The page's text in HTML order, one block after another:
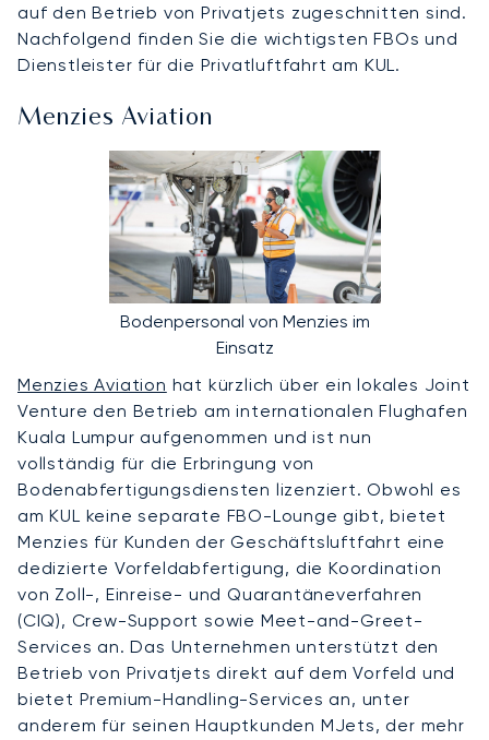
auf den Betrieb von Privatjets zugeschnitten sind.
Nachfolgend finden Sie die wichtigsten FBOs und
Dienstleister für die Privatluftfahrt am KUL.
Menzies Aviation
Bodenpersonal von Menzies im
Einsatz
Menzies Aviation hat kürzlich über ein lokales Joint
Venture den Betrieb am internationalen Flughafen
Kuala Lumpur aufgenommen und ist nun
vollständig für die Erbringung von
Bodenabfertigungsdiensten lizenziert. Obwohl es
am KUL keine separate FBO-Lounge gibt, bietet
Menzies für Kunden der Geschäftsluftfahrt eine
dedizierte Vorfeldabfertigung, die Koordination
von Zoll-, Einreise- und Quarantäneverfahren
(CIQ), Crew-Support sowie Meet-and-Greet-
Services an. Das Unternehmen unterstützt den
Betrieb von Privatjets direkt auf dem Vorfeld und
bietet Premium-Handling-Services an, unter
anderem für seinen Hauptkunden MJets, der mehr